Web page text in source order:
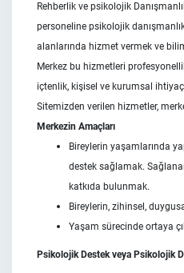
Rehberlik ve psikolojik
personeline psikolojik
alanlarında hizmet vermek ve
Merkez bu hizmetleri
içtenlik, kişisel ve kurumsal
Sitemizden verilen hizmetler,
Merkezin Amaçları
Bireylerin yaşamlarında
destek sağlamak.
katkıda bulunmak.
Bireylerin, zihinsel,
Yaşam sürecinde ortaya
Psikolojik Destek veya Psikolojik